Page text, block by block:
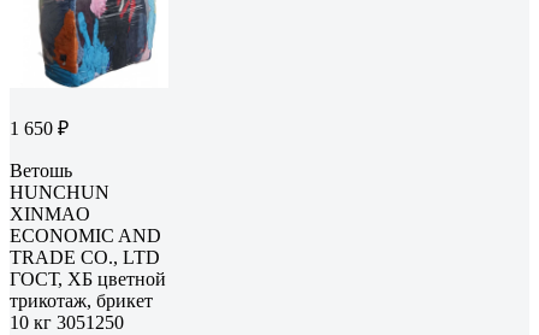
1 650 ₽
Ветошь
HUNCHUN
XINMAO
ECONOMIC AND
TRADE CO., LTD
ГОСТ, ХБ цветной
трикотаж, брикет
10 кг 3051250